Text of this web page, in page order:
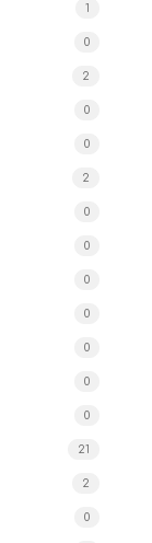
1
0
2
0
0
2
0
0
0
0
0
0
0
21
2
0